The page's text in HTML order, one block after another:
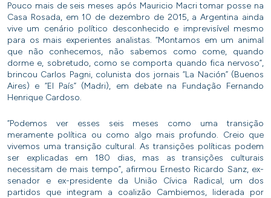
Pouco mais de seis meses após Mauricio Macri tomar posse na
Casa Rosada, em 10 de dezembro de 2015, a Argentina ainda
vive um cenário político desconhecido e imprevisível mesmo
para os mais experientes analistas. “Montamos em um animal
que não conhecemos, não sabemos como come, quando
dorme e, sobretudo, como se comporta quando fica nervoso”,
brincou Carlos Pagni, colunista dos jornais “La Nación” (Buenos
Aires) e “El País” (Madri), em debate na Fundação Fernando
Henrique Cardoso.
“Podemos ver esses seis meses como uma transição
meramente política ou como algo mais profundo. Creio que
vivemos uma transição cultural. As transições políticas podem
ser explicadas em 180 dias, mas as transições culturais
necessitam de mais tempo”, afirmou Ernesto Ricardo Sanz, ex-
senador e ex-presidente da União Cívica Radical, um dos
partidos que integram a coalizão Cambiemos, liderada por